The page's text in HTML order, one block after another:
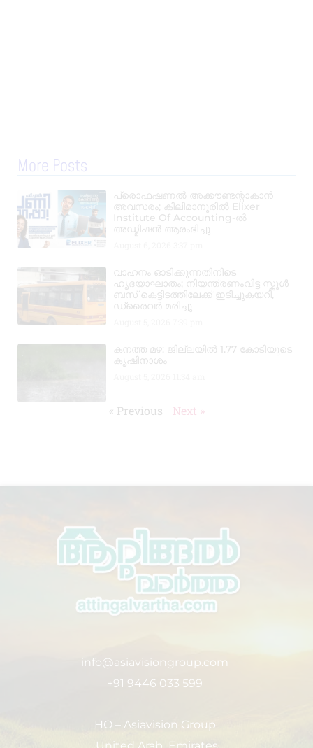
More Posts
പ്രൊഫഷണൽ അക്കൗണ്ടന്റാകാൻ
അവസരം; കിലിമാനൂരിൽ Elixer
Institute Of Accounting-ൽ
അഡ്മിഷൻ ആരംഭിച്ചു
വാഹനം ഓടിക്കുന്നതിനിടെ
ഹൃദയാഘാതം; നിയന്ത്രണംവിട്ട സ്കൂൾ
ബസ് കെട്ടിടത്തിലേക്ക് ഇടിച്ചുകയറി,
ഡ്രൈവർ മരിച്ചു
കനത്ത മഴ: ജില്ലയിൽ 1.77 കോടിയുടെ
കൃഷിനാശം
« Previous Next »
info@asiavisiongroup.com
+91 9446 033 599
HO – Asiavision Group